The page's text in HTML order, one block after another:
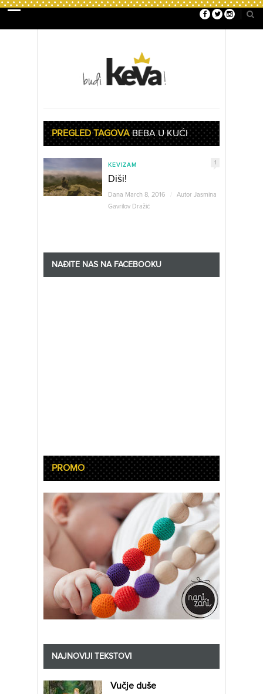
PREGLED TAGOVABEBA U KUĆI
KEVIZAM 1
Diši!
Dana March 8, 2016 Autor Jasmina
Gavrilov Dražić
NAĐITE NAS NA FACEBOOKU
PROMO
NAJNOVIJI TEKSTOVI
Vučje duše